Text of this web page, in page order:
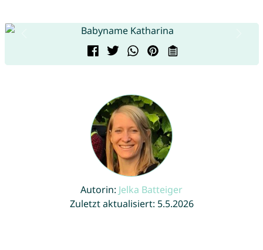
Autorin: Jelka Batteiger
Zuletzt aktualisiert: 5.5.2026